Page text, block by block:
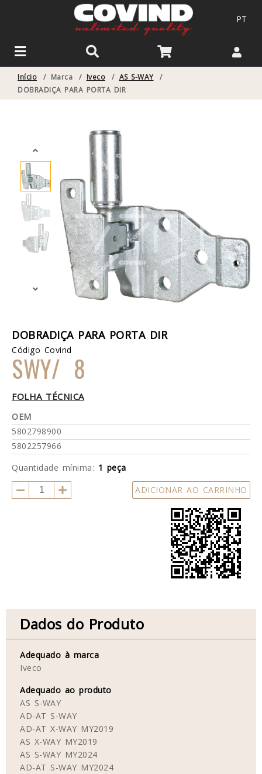
PT
Início / Marca / Iveco / AS S-WAY
/
DOBRADIÇA PARA PORTA DIR
DOBRADIÇA PARA PORTA DIR
Código Covind
SWY/ 8
FOLHA TÉCNICA
OEM
5802798900
5802257966
Quantidade mínima: 1 peça
ADICIONAR AO CARRINHO
Dados do Produto
Adequado à marca
Iveco
Adequado ao produto
AS S-WAY
AD-AT S-WAY
AD-AT X-WAY MY2019
AS X-WAY MY2019
AS S-WAY MY2024
AD-AT S-WAY MY2024